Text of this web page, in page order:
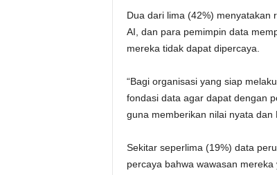
Dua dari lima (42%) menyatakan
AI, dan para pemimpin data
mereka tidak dapat dipercaya.
“Bagi organisasi yang siap
fondasi data agar dapat dengan
guna memberikan nilai nyata dan
Sekitar seperlima (19%) data
percaya bahwa wawasan